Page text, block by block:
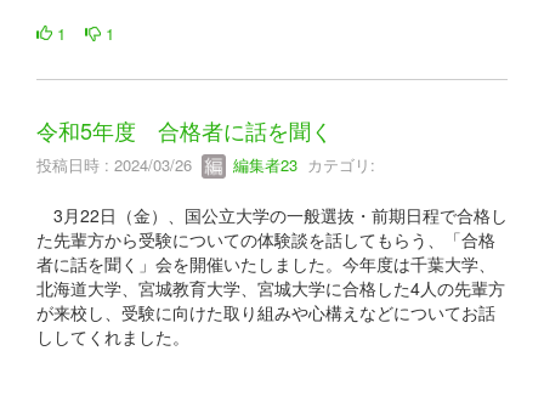
1 1
令和5年度 合格者に話を聞く
投稿日時 : 2024/03/26 編集者23 カテゴリ:
3月22日（金）、国公立大学の一般選抜・前期日程で合格し
た先輩方から受験についての体験談を話してもらう、「合格
者に話を聞く」会を開催いたしました。今年度は千葉大学、
北海道大学、宮城教育大学、宮城大学に合格した4人の先輩方
が来校し、受験に向けた取り組みや心構えなどについてお話
ししてくれました。